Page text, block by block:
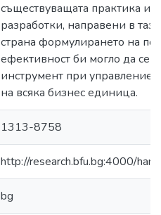
съществуващата практика и
разработки, направени в
страна формулирането на
ефективност би могло да се
инструмент при
на всяка бизнес единица.
1313-8758
http://research.bfu.bg:4000/
bg